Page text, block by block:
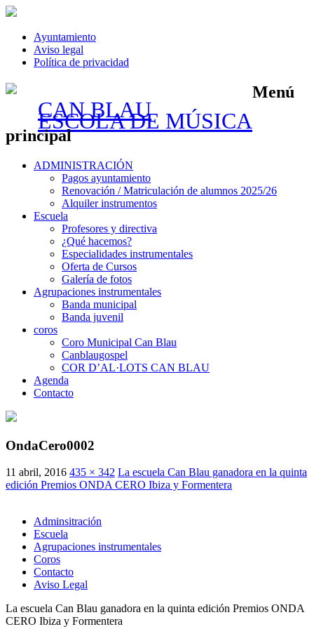
Ayuntamiento
Aviso legal
Política de privacidad
CAN BLAU
ESCOLA DE MÚSICA
Menú
principal
Saltar
ADMINISTRACIÓN
Pagos ayuntamiento
Renovación / Matriculación de alumnos 2025/26
Alquiler instrumentos
Escuela
Profesores y directiva
¿Qué hacemos?
Especialidades instrumentales
Oferta de Cursos
Galería de fotos
Agrupaciones instrumentales
Banda municipal
Banda juvenil
coros
Coro Municipal Can Blau
Canblaugospel
COR D’AL·LOTS CAN BLAU
Agenda
Contacto
OndaCero0002
11 abril, 2016 435 × 342 La escuela Can Blau ganadora en la quinta
edición Premios ONDA CERO Ibiza y Formentera
Adminsitración
Escuela
Agrupaciones instrumentales
Coros
Contacto
Aviso Legal
La escuela Can Blau ganadora en la quinta edición Premios ONDA
CERO Ibiza y Formentera